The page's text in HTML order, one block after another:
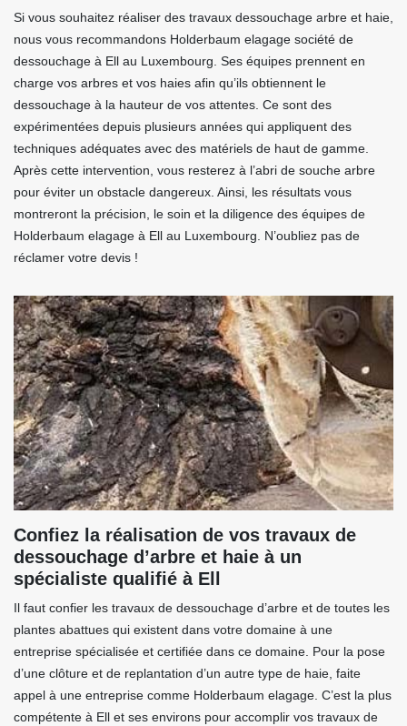
Si vous souhaitez réaliser des travaux dessouchage arbre et haie,
nous vous recommandons Holderbaum elagage société de
dessouchage à Ell au Luxembourg. Ses équipes prennent en
charge vos arbres et vos haies afin qu’ils obtiennent le
dessouchage à la hauteur de vos attentes. Ce sont des
expérimentées depuis plusieurs années qui appliquent des
techniques adéquates avec des matériels de haut de gamme.
Après cette intervention, vous resterez à l’abri de souche arbre
pour éviter un obstacle dangereux. Ainsi, les résultats vous
montreront la précision, le soin et la diligence des équipes de
Holderbaum elagage à Ell au Luxembourg. N’oubliez pas de
réclamer votre devis !
Confiez la réalisation de vos travaux de
dessouchage d’arbre et haie à un
spécialiste qualifié à Ell
Il faut confier les travaux de dessouchage d’arbre et de toutes les
plantes abattues qui existent dans votre domaine à une
entreprise spécialisée et certifiée dans ce domaine. Pour la pose
d’une clôture et de replantation d’un autre type de haie, faite
appel à une entreprise comme Holderbaum elagage. C’est la plus
compétente à Ell et ses environs pour accomplir vos travaux de